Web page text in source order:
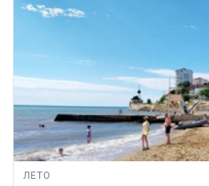
ЛЕТО